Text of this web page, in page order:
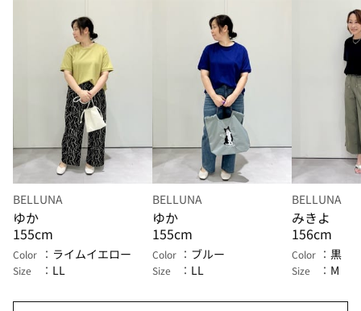
BELLUNA
ゆか
155cm
Color ライムイエロー
Size LL
BELLUNA
ゆか
155cm
Color ブルー
Size LL
BELLUNA
みきよ
156cm
Color 黒
Size M